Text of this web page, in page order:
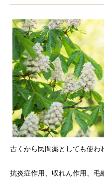
古くから民間薬としても使わ
抗炎症作用、収れん作用、毛